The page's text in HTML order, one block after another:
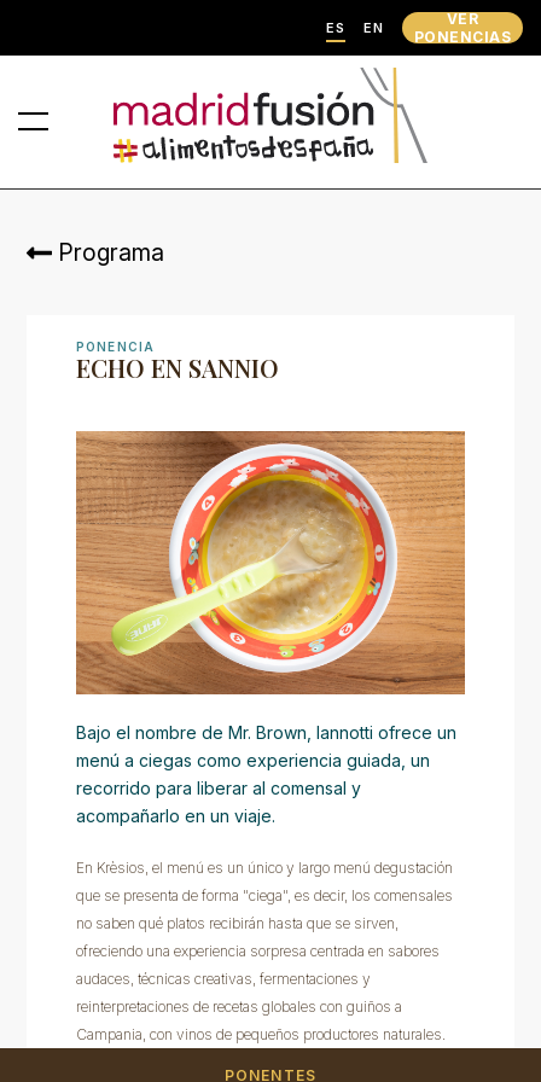
ES EN
VER
PONENCIAS
Programa
PONENCIA
ECHO EN SANNIO
Bajo el nombre de Mr. Brown, Iannotti ofrece un
menú a ciegas como experiencia guiada, un
recorrido para liberar al comensal y
acompañarlo en un viaje.
En Krèsios, el menú es un único y largo menú degustación
que se presenta de forma "ciega", es decir, los comensales
no saben qué platos recibirán hasta que se sirven,
ofreciendo una experiencia sorpresa centrada en sabores
audaces, técnicas creativas, fermentaciones y
reinterpretaciones de recetas globales con guiños a
Campania, con vinos de pequeños productores naturales.
PONENTES